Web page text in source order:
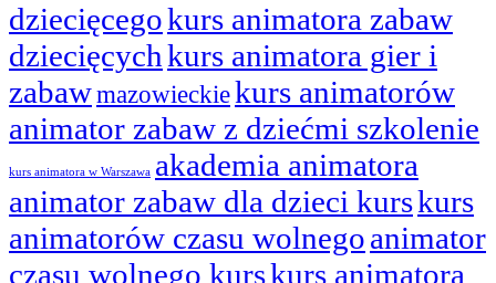
dziecięcegokurs animatora zabaw
dziecięcychkurs animatora gier i
zabawmazowieckiekurs animatorów
animator zabaw z dziećmi szkolenie
kurs animatora w Warszawa akademia animatora
animator zabaw dla dzieci kurskurs
animatorów czasu wolnegoanimator
czasu wolnego kurskurs animatora